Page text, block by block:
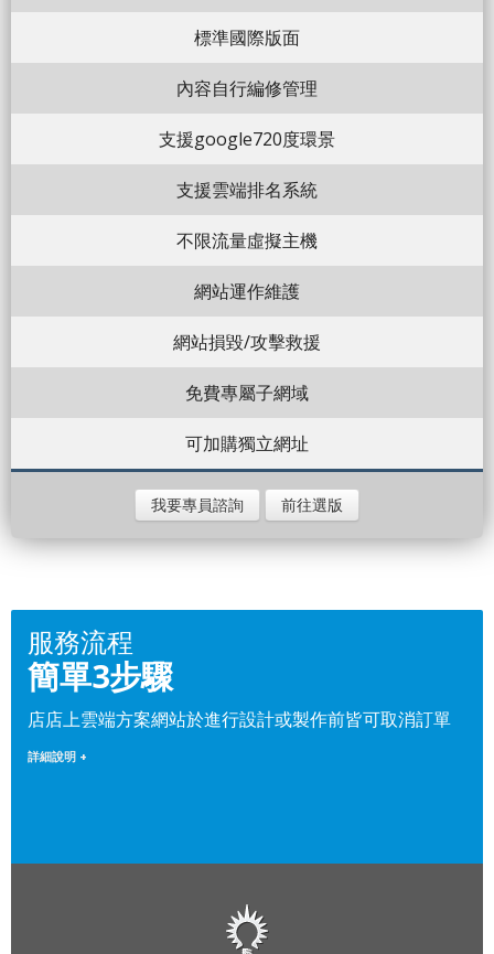
標準國際版面
內容自行編修管理
支援google720度環景
支援雲端排名系統
不限流量虛擬主機
網站運作維護
網站損毀/攻擊救援
免費專屬子網域
可加購獨立網址
我要專員諮詢 前往選版
服務流程
簡單3步驟
店店上雲端方案網站於進行設計或製作前皆可取消訂單
詳細說明 +